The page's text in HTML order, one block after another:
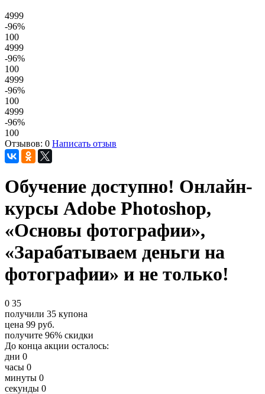
4999
-96%
100
4999
-96%
100
4999
-96%
100
4999
-96%
100
Отзывов: 0 Написать отзыв
Обучение доступно! Онлайн-
курсы Adobe Photoshop,
«Основы фотографии»,
«Зарабатываем деньги на
фотографии» и не только!
0 35
получили 35 купона
цена 99 руб.
получите 96% скидки
До конца акции осталось:
дни 0
часы 0
минуты 0
секунды 0